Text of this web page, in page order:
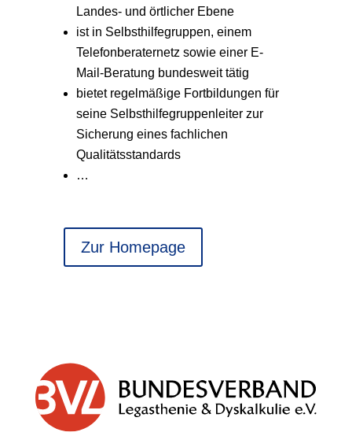
Landes- und örtlicher Ebene
ist in Selbsthilfegruppen, einem
Telefonberaternetz sowie einer E-
Mail-Beratung bundesweit tätig
bietet regelmäßige Fortbildungen für
seine Selbsthilfegruppenleiter zur
Sicherung eines fachlichen
Qualitätsstandards
…
Zur Homepage